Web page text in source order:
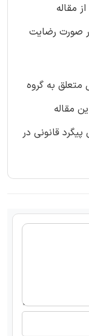
مقاله
در صورت رضایت
به گروه
مقاله
قانونی در